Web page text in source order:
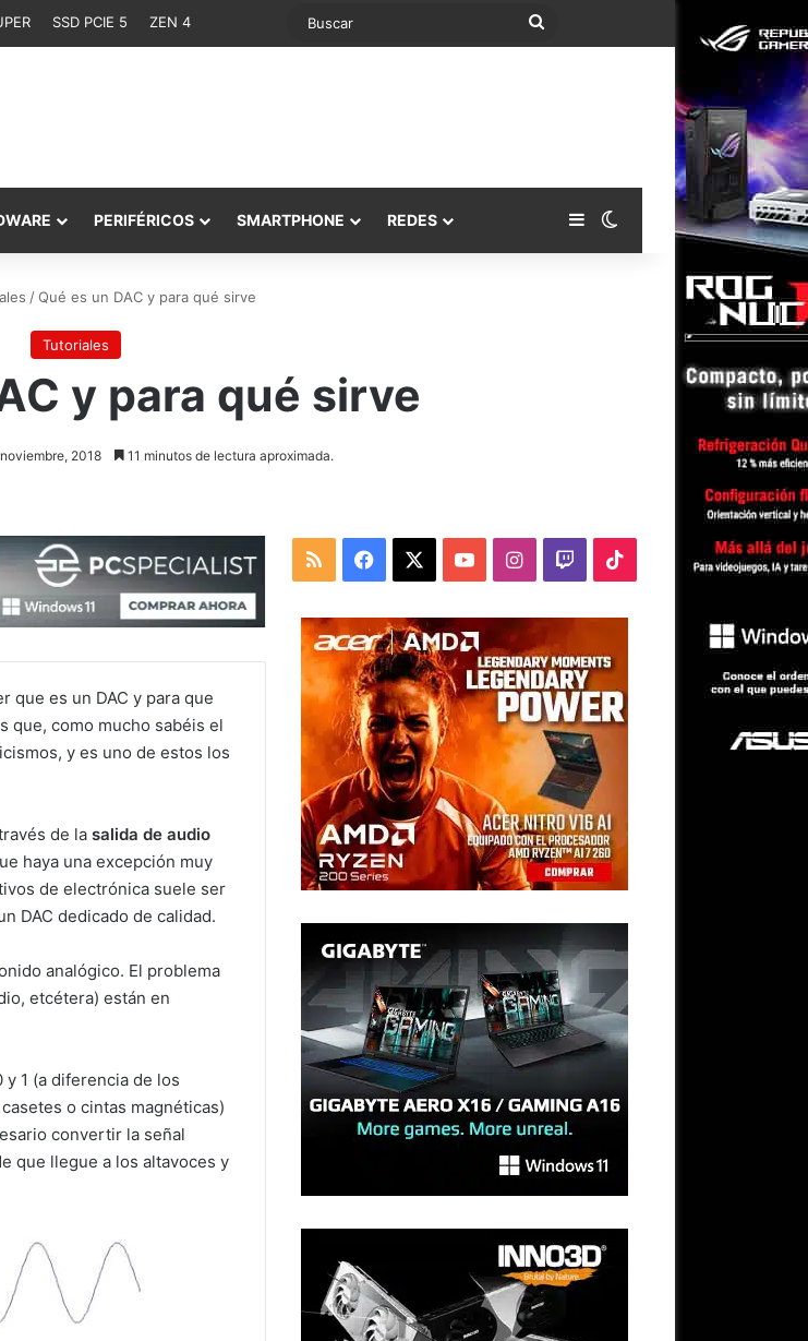
SSD PCIE 5 ZEN 4 Buscar
PERIFÉRICOS SMARTPHONE REDES Barra lateral
Switch skin
/ Qué es un DAC y para qué sirve
Tutoriales
y para qué sirve
2018 11 minutos de lectura aproximada.
que es un DAC y para que
que, como mucho sabéis el
y es uno de estos los
de la salida de audio
haya una excepción muy
de electrónica suele ser
DAC dedicado de calidad.
analógico. El problema
etcétera) están en
1 (a diferencia de los
o cintas magnéticas)
convertir la señal
que llegue a los altavoces y
RSS Facebook YouTubeInstagram
TwitchTikTok